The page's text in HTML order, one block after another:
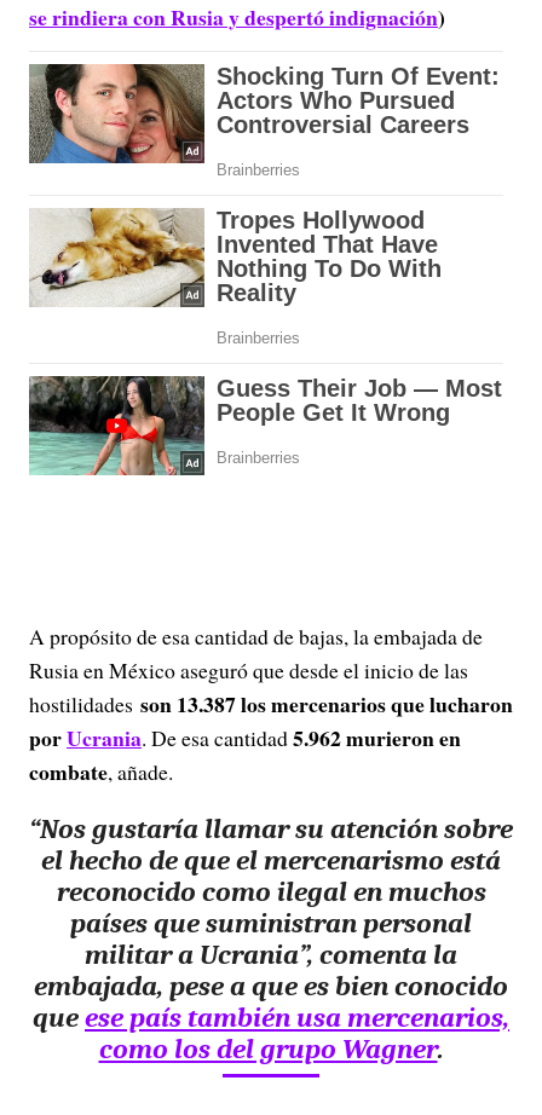
se rindiera con Rusia y despertó indignación)
A propósito de esa cantidad de bajas, la embajada de
Rusia en México aseguró que desde el inicio de las
hostilidades son 13.387 los mercenarios que lucharon
porUcrania. De esa cantidad5.962 murieron en
combate, añade.
“Nos gustaría llamar su atención sobre
el hecho de que el mercenarismo está
reconocido como ilegal en muchos
países que suministran personal
militar a Ucrania”, comenta la
embajada, pese a que es bien conocido
queese país también usa mercenarios,
como los del grupo Wagner.